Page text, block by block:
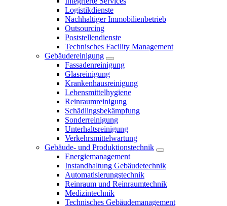
Logistikdienste
Nachhaltiger Immobilienbetrieb
Outsourcing
Poststellendienste
Technisches Facility Management
Gebäudereinigung
Fassadenreinigung
Glasreinigung
Krankenhausreinigung
Lebensmittelhygiene
Reinraumreinigung
Schädlingsbekämpfung
Sonderreinigung
Unterhaltsreinigung
Verkehrsmittelwartung
Gebäude- und Produktionstechnik
Energiemanagement
Instandhaltung Gebäudetechnik
Automatisierungstechnik
Reinraum und Reinraumtechnik
Medizintechnik
Technisches Gebäudemanagement